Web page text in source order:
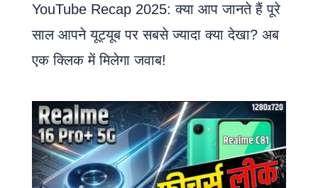
YouTube Recap 2025: क्या आप जानते हैं पूरे
साल आपने यूट्यूब पर सबसे ज्यादा क्या देखा? अब
एक क्लिक में मिलेगा जवाब!